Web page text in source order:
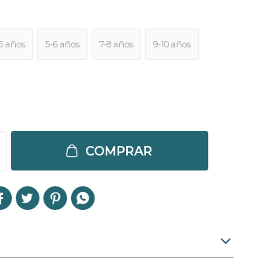
años 5-6 años 7-8 años 9-10 años
COMPRAR
  